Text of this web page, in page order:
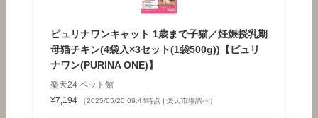
ピュリナワンキャット 1歳まで子猫／妊娠授乳期
母猫チキン(4袋入×3セット(1袋500g))【ピュリ
ナワン(PURINA ONE)】
楽天24 ペット館
¥7,194
（2025/05/20 09:44時点 | 楽天市場調べ）